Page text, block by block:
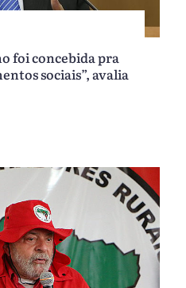
foi concebida pra
sociais”, avalia